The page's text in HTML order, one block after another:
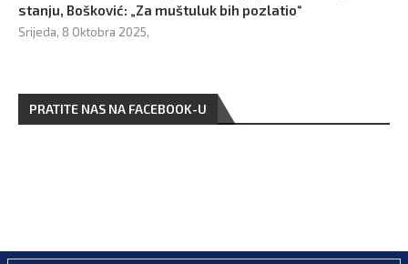
stanju, Bošković: „Za muštuluk bih pozlatio“
Srijeda, 8 Oktobra 2025,
PRATITE NAS NA FACEBOOK-U